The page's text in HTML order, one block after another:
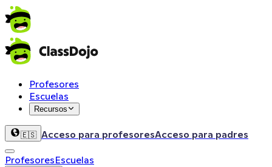
Profesores
Escuelas
Recursos
🇪🇸 Acceso para profesoresAcceso para padres
ProfesoresEscuelas